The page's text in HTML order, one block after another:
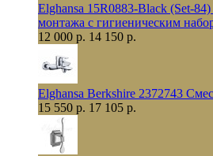
Elghansa 15R0883-Black (Set-
монтажа с гигиеническим
12 000 р. 14 150 р.
Elghansa Berkshire 2372743
15 550 р. 17 105 р.